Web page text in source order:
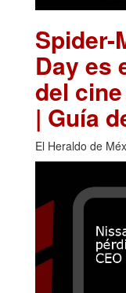
Spider-
Day es
del
| Guía
El Heraldo de